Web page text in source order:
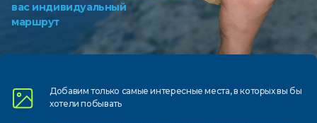
вас индивидуальный
маршрут
Добавим только самыеинтересные места, в которыхвы бы
хотели побывать